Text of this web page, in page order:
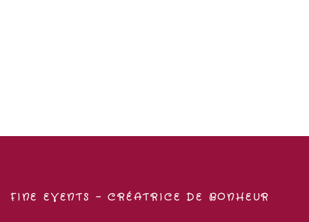
FINE EVENTS – CRÉATRICE DE BONHEUR